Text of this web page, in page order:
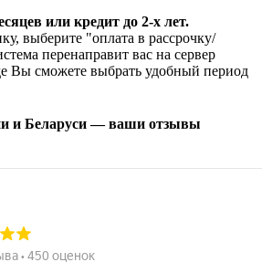
или кредит до 2-х лет.
выберите "оплата в рассрочку/
перенаправит вас на сервер
Вы сможете выбрать удобный период
и Беларуси — ваши отзывы